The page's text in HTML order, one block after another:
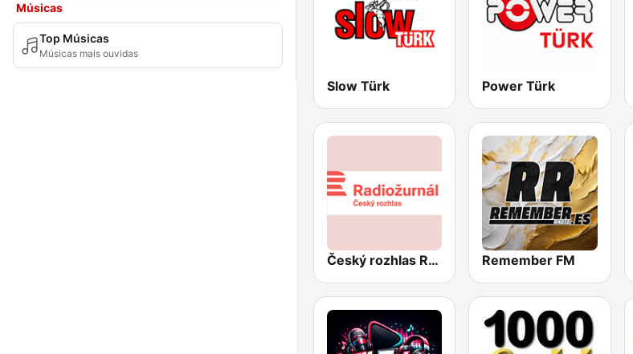
Músicas
Top Músicas
Músicas mais ouvidas
Slow Türk Power Türk
Český rozhlas Radiožurnál Remember FM